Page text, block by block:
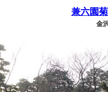
兼六園
金